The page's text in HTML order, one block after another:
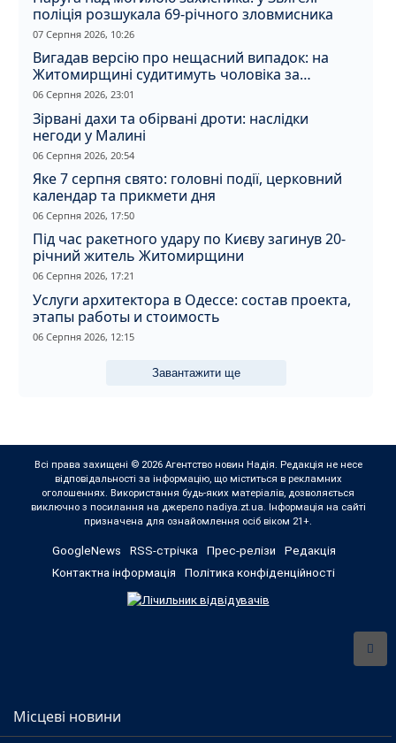
поліція розшукала 69-річного зловмисника
07 Серпня 2026, 10:26
Вигадав версію про нещасний випадок: на
Житомирщині судитимуть чоловіка за
вбивство співмешканки
06 Серпня 2026, 23:01
Зірвані дахи та обірвані дроти: наслідки
негоди у Малині
06 Серпня 2026, 20:54
Яке 7 серпня свято: головні події, церковний
календар та прикмети дня
06 Серпня 2026, 17:50
Під час ракетного удару по Києву загинув 20-
річний житель Житомирщини
06 Серпня 2026, 17:21
Услуги архитектора в Одессе: состав проекта,
этапы работы и стоимость
06 Серпня 2026, 12:15
Завантажити ще
Всі права захищені © 2026 Агентство новин Надія. Редакція не несе
відповідальності за інформацію, що міститься в рекламних
оголошеннях. Використання будь-яких матеріалів, дозволяється
виключно з посилання на джерело nadiya.zt.ua. Інформація на сайті
призначена для ознайомлення осіб віком 21+.
GoogleNews RSS-стрічка Прес-релізи
Редакція
Контактна інформація
Політика конфіденційності
Місцеві новини